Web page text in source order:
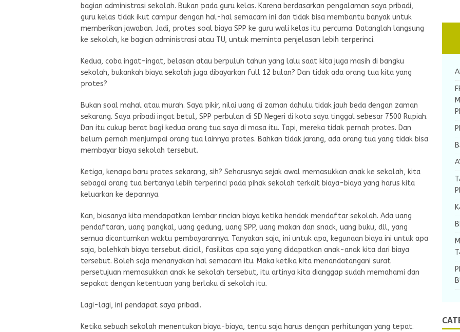
bagian administrasi sekolah. Bukan pada guru kelas. Karena berdasarkan pengalaman saya pribadi,
guru kelas tidak ikut campur dengan hal-hal semacam ini dan tidak bisa membantu banyak untuk
memberikan jawaban. Jadi, protes soal biaya SPP ke guru wali kelas itu percuma. Datanglah langsung
ke sekolah, ke bagian administrasi atau TU, untuk meminta penjelasan lebih terperinci.
Kedua, coba ingat-ingat, belasan atau berpuluh tahun yang lalu saat kita juga masih di bangku
sekolah, bukankah biaya sekolah juga dibayarkan full 12 bulan? Dan tidak ada orang tua kita yang
protes?
Bukan soal mahal atau murah. Saya pikir, nilai uang di zaman dahulu tidak jauh beda dengan zaman
sekarang. Saya pribadi ingat betul, SPP perbulan di SD Negeri di kota saya tinggal sebesar 7500 Rupiah.
Dan itu cukup berat bagi kedua orang tua saya di masa itu. Tapi, mereka tidak pernah protes. Dan
belum pernah menjumpai orang tua lainnya protes. Bahkan tidak jarang, ada orang tua yang tidak bisa
membayar biaya sekolah tersebut.
Ketiga, kenapa baru protes sekarang, sih? Seharusnya sejak awal memasukkan anak ke sekolah, kita
sebagai orang tua bertanya lebih terperinci pada pihak sekolah terkait biaya-biaya yang harus kita
keluarkan ke depannya.
Kan, biasanya kita mendapatkan lembar rincian biaya ketika hendak mendaftar sekolah. Ada uang
pendaftaran, uang pangkal, uang gedung, uang SPP, uang makan dan snack, uang buku, dll, yang
semua dicantumkan waktu pembayarannya. Tanyakan saja, ini untuk apa, kegunaan biaya ini untuk apa
saja, bolehkah biaya tersebut dicicil, fasilitas apa saja yang didapatkan anak-anak kita dari biaya
tersebut. Boleh saja menanyakan hal semacam itu. Maka ketika kita menandatangani surat
persetujuan memasukkan anak ke sekolah tersebut, itu artinya kita dianggap sudah memahami dan
sepakat dengan ketentuan yang berlaku di sekolah itu.
Lagi-lagi, ini pendapat saya pribadi.
Ketika sebuah sekolah menentukan biaya-biaya, tentu saja harus dengan perhitungan yang tepat.